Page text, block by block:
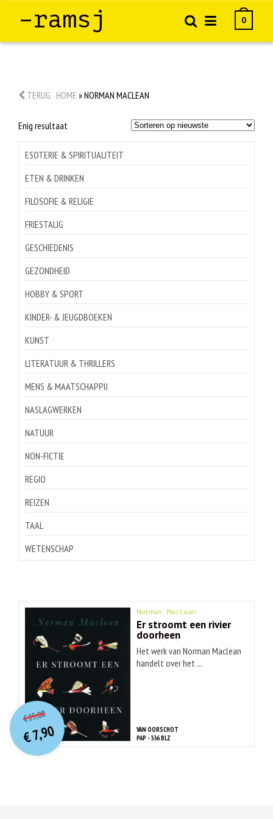
–ramsj 0
TERUG HOME »NORMAN MACLEAN
Enig resultaat
ESOTERIE & SPIRITUALITEIT
ETEN & DRINKEN
FILOSOFIE & RELIGIE
FRIESTALIG
GESCHIEDENIS
GEZONDHEID
HOBBY & SPORT
KINDER- & JEUGDBOEKEN
KUNST
LITERATUUR & THRILLERS
MENS & MAATSCHAPPIJ
NASLAGWERKEN
NATUUR
NON-FICTIE
REGIO
REIZEN
TAAL
WETENSCHAP
Norman Maclean
Er stroomt een rivier
doorheen
Het werk van Norman Maclean
handelt over het ...
VAN OORSCHOT
PAP - 336 BLZ
€25,00O
orspr
onkelijke
prijs
was:
€ 25,00.
€7,90
Huidige
prijs
is:
€ 7,90.